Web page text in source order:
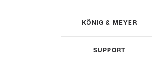
KÖNIG & MEYER
SUPPORT